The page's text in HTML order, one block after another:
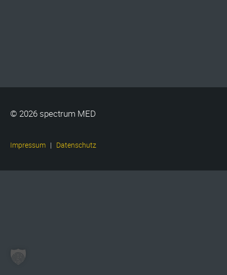
© 2026 spectrum MED
Impressum | Datenschutz